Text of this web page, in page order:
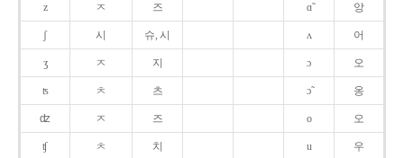
z ㅈ 즈 ɑ̃ 앙
ʃ 시 슈, 시 ʌ 어
ʒ ㅈ 지 ɔ 오
ʦ ㅊ 츠 ɔ̃ 옹
ʣ ㅈ 즈 o 오
ʧ ㅊ 치 u 우